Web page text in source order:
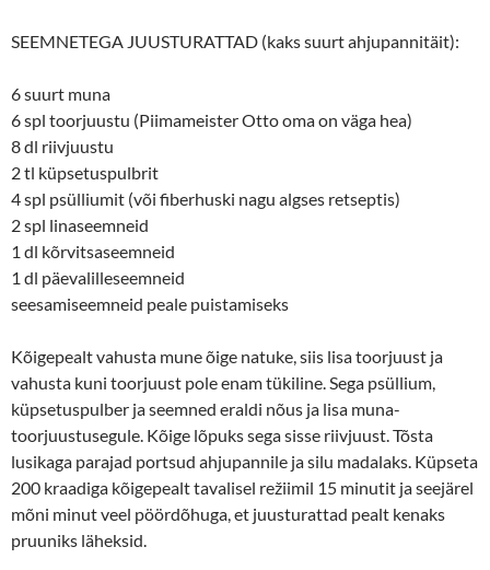
SEEMNETEGA JUUSTURATTAD (kaks suurt ahjupannitäit):
6 suurt muna
6 spl toorjuustu (Piimameister Otto oma on väga hea)
8 dl riivjuustu
2 tl küpsetuspulbrit
4 spl psülliumit (või fiberhuski nagu algses retseptis)
2 spl linaseemneid
1 dl kõrvitsaseemneid
1 dl päevalilleseemneid
seesamiseemneid peale puistamiseks
Kõigepealt vahusta mune õige natuke, siis lisa toorjuust ja
vahusta kuni toorjuust pole enam tükiline. Sega psüllium,
küpsetuspulber ja seemned eraldi nõus ja lisa muna-
toorjuustusegule. Kõige lõpuks sega sisse riivjuust. Tõsta
lusikaga parajad portsud ahjupannile ja silu madalaks. Küpseta
200 kraadiga kõigepealt tavalisel režiimil 15 minutit ja seejärel
mõni minut veel pöördõhuga, et juusturattad pealt kenaks
pruuniks läheksid.